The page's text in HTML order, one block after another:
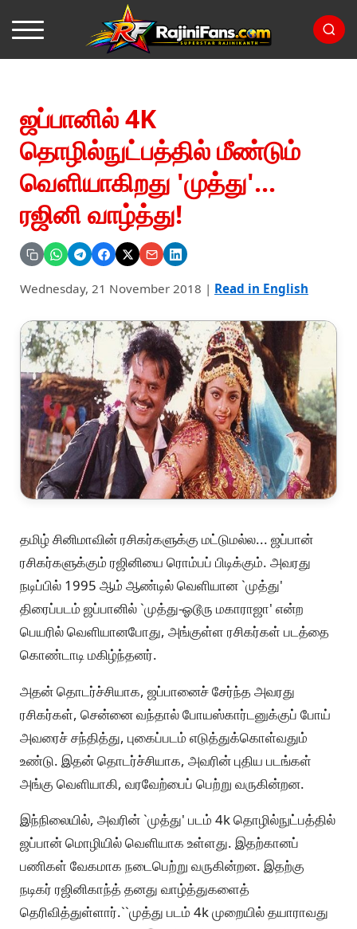
ஜப்பானில் 4K
தொழில்நுட்பத்தில் மீண்டும்
வெளியாகிறது 'முத்து'...
ரஜினி வாழ்த்து!
Wednesday, 21 November 2018 | Read in English
தமிழ் சினிமாவின் ரசிகர்களுக்கு மட்டுமல்ல... ஜப்பான்
ரசிகர்களுக்கும் ரஜினியை ரொம்பப் பிடிக்கும். அவரது
நடிப்பில் 1995 ஆம் ஆண்டில் வெளியான `முத்து'
திரைப்படம் ஜப்பானில் `முத்து-ஓடூரு மகாராஜா' என்ற
பெயரில் வெளியானபோது, அங்குள்ள ரசிகர்கள் படத்தை
கொண்டாடி மகிழ்ந்தனர்.
அதன் தொடர்ச்சியாக, ஜப்பானைச் சேர்ந்த அவரது
ரசிகர்கள், சென்னை வந்தால் போயஸ்கார்டனுக்குப் போய்
அவரைச் சந்தித்து, புகைப்படம் எடுத்துக்கொள்வதும்
உண்டு. இதன் தொடர்ச்சியாக, அவரின் புதிய படங்கள்
அங்கு வெளியாகி, வரவேற்பைப் பெற்று வருகின்றன.
இந்நிலையில், அவரின் `முத்து' படம் 4k தொழில்நுட்பத்தில்
ஜப்பான் மொழியில் வெளியாக உள்ளது. இதற்கானப்
பணிகள் வேகமாக நடைபெற்று வருகின்றன. இதற்கு
நடிகர் ரஜினிகாந்த் தனது வாழ்த்துகளைத்
தெரிவித்துள்ளார்.``முத்து படம் 4k முறையில் தயாராவது